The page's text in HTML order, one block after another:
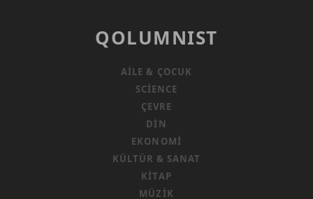
QOLUMNIST
AILE & ÇOCUK
SCIENCE
ÇEVRE
DIN
EKONOMI
KÜLTÜR & SANAT
KITAP
MÜZIK